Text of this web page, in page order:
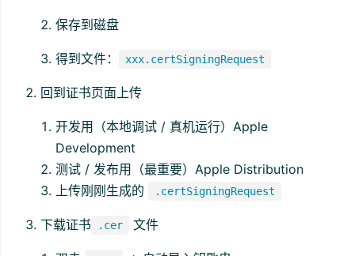
保存到磁盘
得到文件： xxx.certSigningRequest
回到证书页面上传
开发用（本地调试 / 真机运行）Apple
Development
测试 / 发布用（最重要）Apple Distribution
上传刚刚生成的
.certSigningRequest
下载证书 .cer 文件